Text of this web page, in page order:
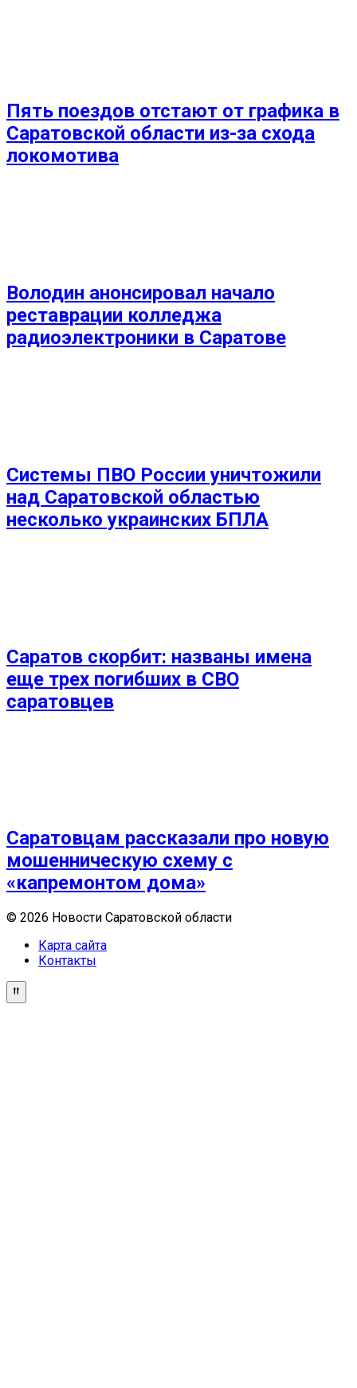
Пять поездов отстают от графика в
Саратовской области из-за схода
локомотива
Володин анонсировал начало
реставрации колледжа
радиоэлектроники в Саратове
Системы ПВО России уничтожили
над Саратовской областью
несколько украинских БПЛА
Саратов скорбит: названы имена
еще трех погибших в СВО
саратовцев
Саратовцам рассказали про новую
мошенническую схему с
«капремонтом дома»
© 2026 Новости Саратовской области
Карта сайта
Контакты